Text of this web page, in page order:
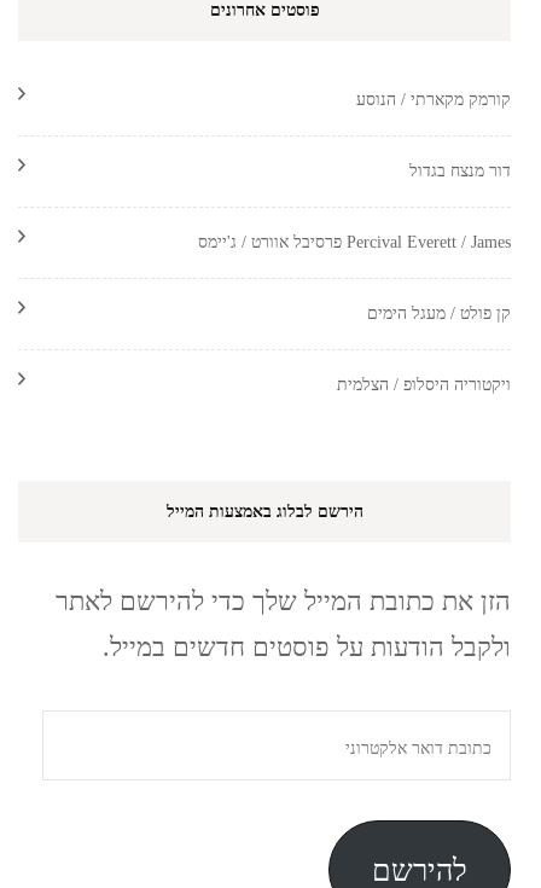
פוסטים אחרונים
קורמק מקארתי / הנוסע
דור מנצח בגדול
Percival Everett / James פרסיבל אוורט / ג'יימס
קן פולט / מעגל הימים
ויקטוריה היסלופ / הצלמית
הירשם לבלוג באמצעות המייל
הזן את כתובת המייל שלך כדי להירשם לאתר
ולקבל הודעות על פוסטים חדשים במייל.
דואר
אלקטרוני
להירשם